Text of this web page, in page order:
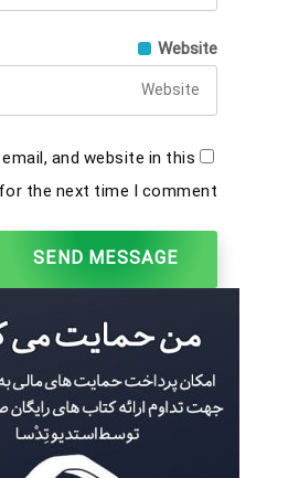
Website
and website in this
the next time I comment.